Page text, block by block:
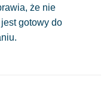
że nie
gotowy do